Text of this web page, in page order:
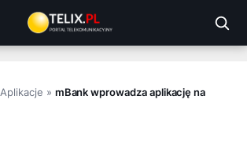
Aplikacje » mBank wprowadza aplikację na